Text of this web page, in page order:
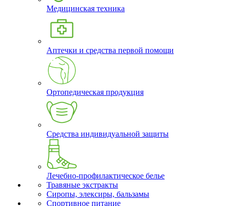
Медицинская техника
Аптечки и средства первой помощи
Ортопедическая продукция
Средства индивидуальной защиты
Лечебно-профилактическое белье
Травяные экстракты
Сиропы, элексиры, бальзамы
Спортивное питание